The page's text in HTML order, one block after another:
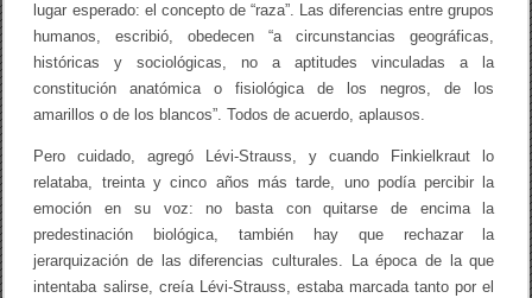
lugar esperado: el concepto de “raza”. Las diferencias entre grupos
humanos, escribió, obedecen “a circunstancias geográficas,
históricas y sociológicas, no a aptitudes vinculadas a la
constitución anatómica o fisiológica de los negros, de los
amarillos o de los blancos”. Todos de acuerdo, aplausos.
Pero cuidado, agregó Lévi-Strauss, y cuando Finkielkraut lo
relataba, treinta y cinco años más tarde, uno podía percibir la
emoción en su voz: no basta con quitarse de encima la
predestinación biológica, también hay que rechazar la
jerarquización de las diferencias culturales. La época de la que
intentaba salirse, creía Lévi-Strauss, estaba marcada tanto por el